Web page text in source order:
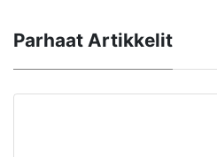
Parhaat Artikkelit